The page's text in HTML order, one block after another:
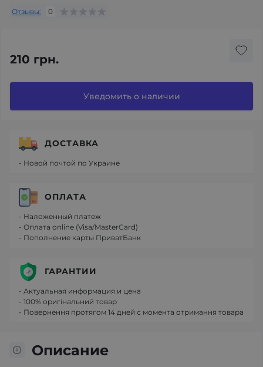
Отзывы: 0
210 грн.
Уведомить о наличии
Описание
ДОСТАВКА
- Новой почтой по Украине
ОПЛАТА
- Наложенный платеж
- Оплата online (Visa/MasterCard)
- Пополнение карты ПриватБанк
ГАРАНТИИ
- Актуальная информация и цена
- 100% оригінальний товар
- Повернення протягом 14 дней с момента отримання товара